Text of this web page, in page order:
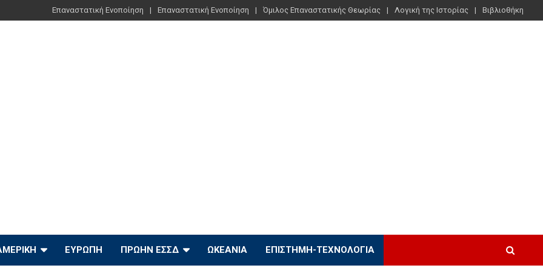
Επαναστατική Ενοποίηση Επαναστατική Ενοποίηση Όμιλος Επαναστατικής Θεωρίας Λογική της Ιστορίας Βιβλιοθήκη
ΕΥΡΏΠΗ ΠΡΏΗΝ ΕΣΣΔ ΩΚΕΑΝΊΑ ΕΠΙΣΤΉΜΗ-ΤΕΧΝΟΛΟΓΊΑ